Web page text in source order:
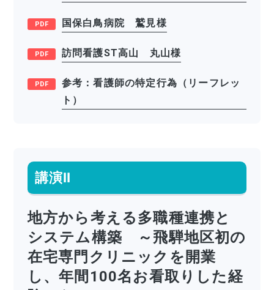
国保白鳥病院 鷲見様
訪問看護ST高山 丸山様
参考：看護師の特定行為（リーフレッ
ト）
講演Ⅱ
地方から考える多職種連携と
システム構築 ～飛騨地区初の
在宅専門クリニックを開業
し、年間100名お看取りした経